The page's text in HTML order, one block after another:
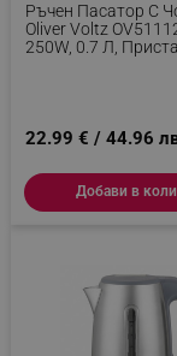
Ръчен Пасатор С
Oliver Voltz
250W, 0.7 Л,
22.99 € / 44.96
Добави в